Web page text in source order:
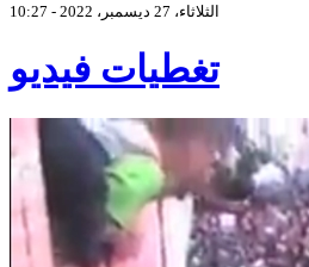
الثلاثاء، 27 ديسمبر، 2022 - 10:27
تغطيات فيديو